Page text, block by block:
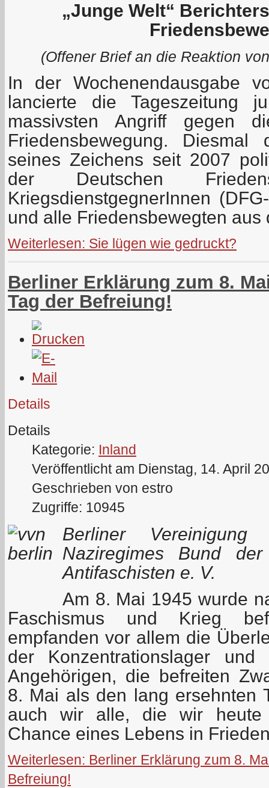
„Junge Welt“
(Offener Brief an die Reaktion
In der Wochenendausgabe
lancierte die Tageszeitung
massivsten Angriff gegen
Friedensbewegung. Diesmal
seines Zeichens seit 2007
der Deutschen
KriegsdienstgegnerInnen
und alle Friedensbewegten aus
Weiterlesen: Sie lügen wie gedruckt?
Berliner Erklärung zum 8.
Tag der Befreiung!
Details
Details
Kategorie: Inland
Veröffentlicht am Dienstag, 14. April
Geschrieben von estro
Zugriffe: 10945
Berliner
Naziregimes Bund
Antifaschisten e. V.
Am 8. Mai 1945 wurde
Faschismus und Krieg
empfanden vor allem die
der Konzentrationslager
Angehörigen, die befreiten
8. Mai als den lang ersehnten
auch wir alle, die wir heute
Chance eines Lebens in
Weiterlesen: Berliner Erklärung zum 8.
Befreiung!